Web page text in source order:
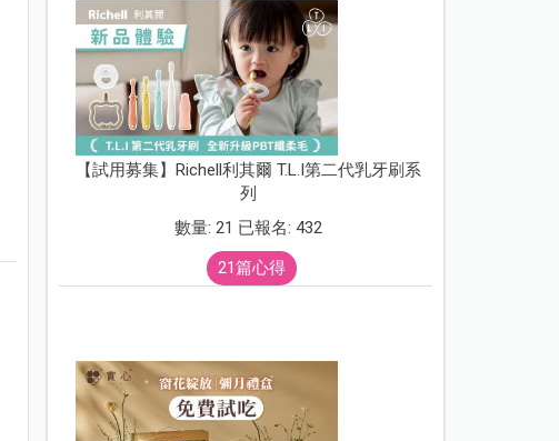
【試用募集】Richell利其爾 T.L.I第二代乳牙刷系
列
數量: 21 已報名: 432
21篇心得